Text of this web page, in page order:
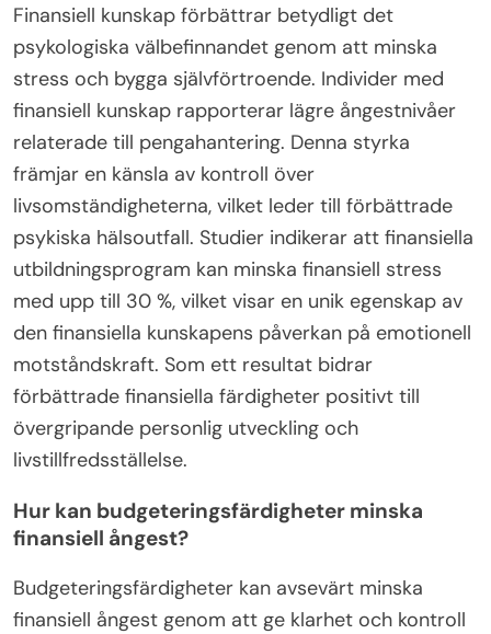
Finansiell kunskap förbättrar betydligt det
psykologiska välbefinnandet genom att minska
stress och bygga självförtroende. Individer med
finansiell kunskap rapporterar lägre ångestnivåer
relaterade till pengahantering. Denna styrka
främjar en känsla av kontroll över
livsomständigheterna, vilket leder till förbättrade
psykiska hälsoutfall. Studier indikerar att finansiella
utbildningsprogram kan minska finansiell stress
med upp till 30 %, vilket visar en unik egenskap av
den finansiella kunskapens påverkan på emotionell
motståndskraft. Som ett resultat bidrar
förbättrade finansiella färdigheter positivt till
övergripande personlig utveckling och
livstillfredsställelse.
Hur kan budgeteringsfärdigheter minska
finansiell ångest?
Budgeteringsfärdigheter kan avsevärt minska
finansiell ångest genom att ge klarhet och kontroll